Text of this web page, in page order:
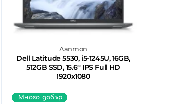
Лаптоп
Dell Latitude 5530, i5-1245U, 16GB,
512GB SSD, 15.6'' IPS Full HD
1920x1080
Много добър